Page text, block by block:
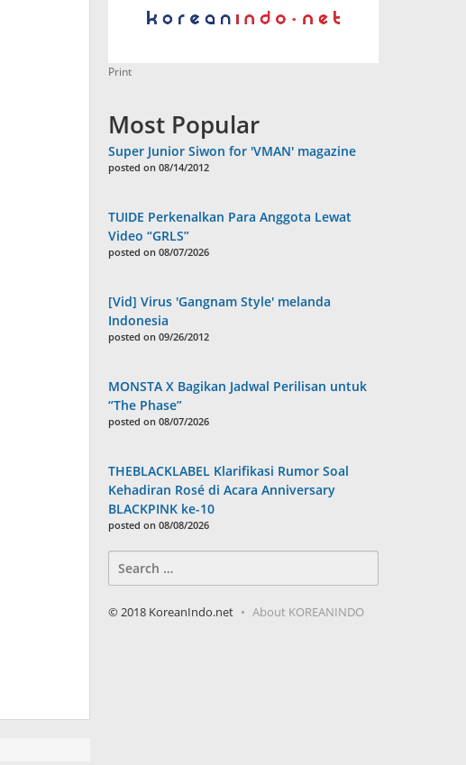
Print
Most Popular
Super Junior Siwon for 'VMAN' magazine
posted on 08/14/2012
TUIDE Perkenalkan Para Anggota Lewat
Video “GRLS”
posted on 08/07/2026
[Vid] Virus 'Gangnam Style' melanda
Indonesia
posted on 09/26/2012
MONSTA X Bagikan Jadwal Perilisan untuk
“The Phase”
posted on 08/07/2026
THEBLACKLABEL Klarifikasi Rumor Soal
Kehadiran Rosé di Acara Anniversary
BLACKPINK ke-10
posted on 08/08/2026
for:
© 2018 KoreanIndo.net About KOREANINDO